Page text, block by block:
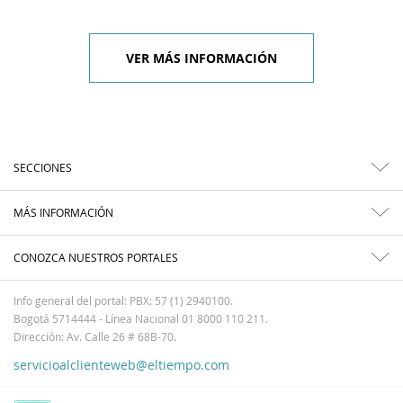
VER MÁS INFORMACIÓN
SECCIONES
MÁS INFORMACIÓN
CONOZCA NUESTROS PORTALES
Info general del portal: PBX: 57 (1) 2940100.
Bogotá 5714444 - Línea Nacional 01 8000 110 211.
Dirección: Av. Calle 26 # 68B-70.
servicioalclienteweb@eltiempo.com